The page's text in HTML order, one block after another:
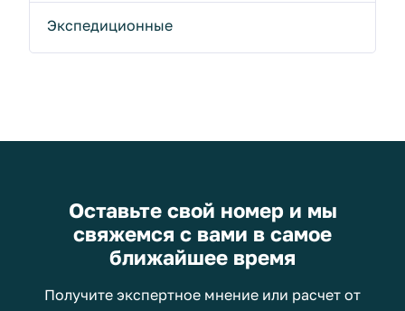
Экспедиционные
Оставьте свой номер и мы
свяжемся с вами в самое
ближайшее время
Получите экспертное мнение или расчет от